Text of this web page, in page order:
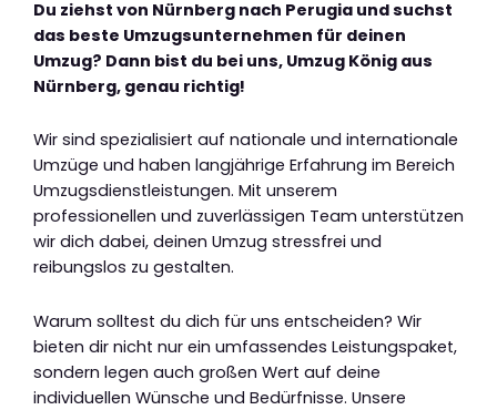
Du ziehst von Nürnberg nach Perugia und suchst
das beste Umzugsunternehmen für deinen
Umzug? Dann bist du bei uns, Umzug König aus
Nürnberg, genau richtig!
Wir sind spezialisiert auf nationale und internationale
Umzüge und haben langjährige Erfahrung im Bereich
Umzugsdienstleistungen. Mit unserem
professionellen und zuverlässigen Team unterstützen
wir dich dabei, deinen Umzug stressfrei und
reibungslos zu gestalten.
Warum solltest du dich für uns entscheiden? Wir
bieten dir nicht nur ein umfassendes Leistungspaket,
sondern legen auch großen Wert auf deine
individuellen Wünsche und Bedürfnisse. Unsere